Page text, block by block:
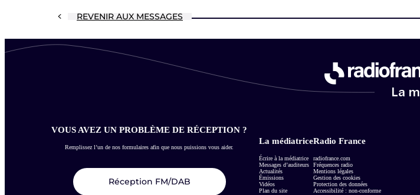
REVENIR AUX MESSAGES
La
VOUS AVEZ UN PROBLÈME DE RÉCEPTION ?
Remplissez l’un de nos formulaires afin que nous puissions vous aider.
Réception FM/DAB
La médiatrice
Écrire à la médiatrice
Messages d’auditeurs
Actualités
Émissions
Vidéos
Plan du site
Radio France
radiofrance.com
Fréquences radio
Mentions légales
Gestion des cookies
Protection des données
Accessibilité : non-conforme